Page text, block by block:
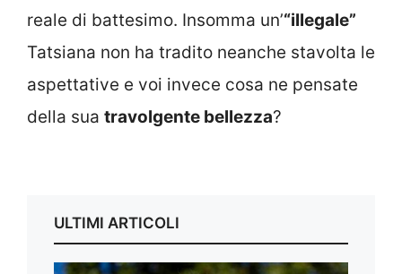
reale di battesimo. Insomma un’“illegale”
Tatsiana non ha tradito neanche stavolta le
aspettative e voi invece cosa ne pensate
della sua travolgente bellezza?
ULTIMI ARTICOLI